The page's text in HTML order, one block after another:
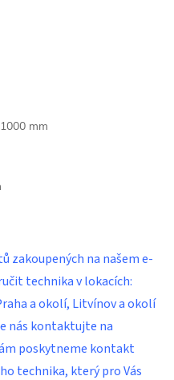
mm
zakoupených na našem e-
technika v lokacích:
a okolí, Litvínov a okolí
nás kontaktujte na
poskytneme kontakt
technika, který pro Vás